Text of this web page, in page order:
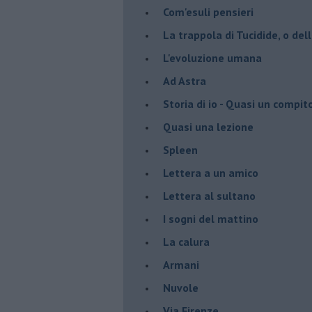
Com'esuli pensieri
La trappola di Tucidide, o
L'evoluzione umana
Ad Astra
Storia di io - Quasi un
Quasi una lezione
Spleen
Lettera a un amico
Lettera al sultano
I sogni del mattino
La calura
Armani
Nuvole